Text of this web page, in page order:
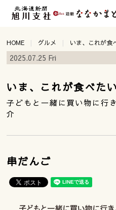
HOME グルメ いま、これが食
2025.07.25 Fri
いま、これが食べたい
子どもと一緒に買い物に行
介
串だんご